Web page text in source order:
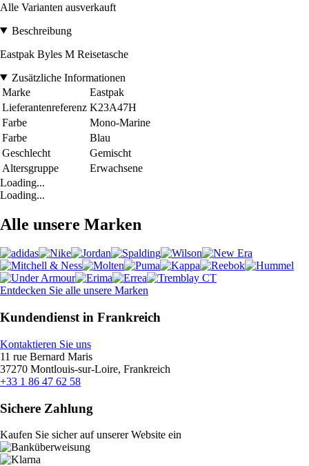
Alle Varianten ausverkauft
Beschreibung
Eastpak Byles M Reisetasche
Zusätzliche Informationen
Marke
Eastpak
Lieferantenreferenz K23A47H
Farbe
Mono-Marine
Farbe
Blau
Geschlecht
Gemischt
Altersgruppe
Erwachsene
Loading...
Loading...
Alle unsere Marken
Entdecken Sie alle unsere Marken
Kundendienst in Frankreich
Kontaktieren Sie uns
11 rue Bernard Maris
37270 Montlouis-sur-Loire, Frankreich
+33 1 86 47 62 58
Sichere Zahlung
Kaufen Sie sicher auf unserer Website ein